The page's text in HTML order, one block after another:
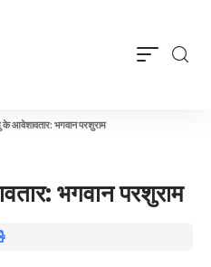
के आवेशावतार: भगवान परशुराम
भगवान परशुराम